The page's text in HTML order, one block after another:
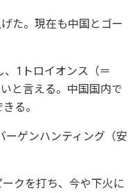
た。現在も中国とゴー
1トロイオンス（＝
と言える。中国国内で
る。
ーゲンハンティング（安
クを打ち、今や下火に